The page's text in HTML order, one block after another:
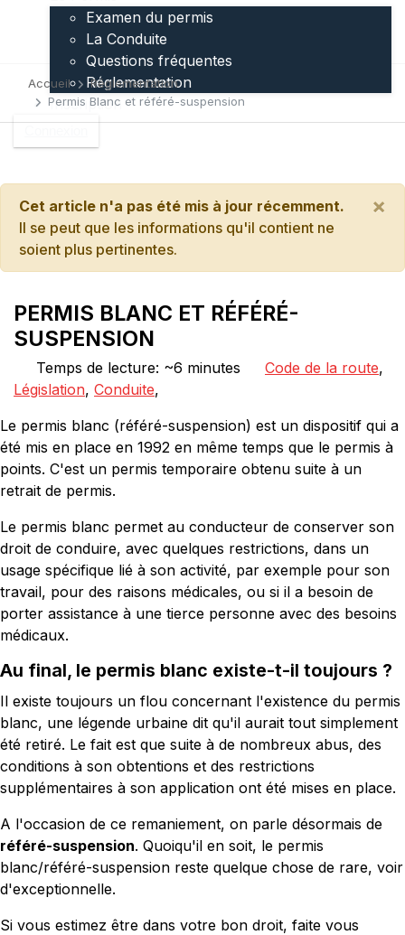
Examen du permis
La Conduite
Questions fréquentes
Réglementation
Inscription
Accueil
Réglementation
Permis Blanc et référé-suspension
Cet article n'a pas été mis à jour récemment.
Il se peut que les informations qu'il contient ne
soient plus pertinentes.
×
PERMIS BLANC ET RÉFÉRÉ-
SUSPENSION
Temps de lecture: ~6 minutes Code de la route,
Législation, Conduite,
Le permis blanc (référé-suspension) est un dispositif qui a
été mis en place en 1992 en même temps que le permis à
points. C'est un permis temporaire obtenu suite à un
retrait de permis.
Le permis blanc permet au conducteur de conserver son
droit de conduire, avec quelques restrictions, dans un
usage spécifique lié à son activité, par exemple pour son
travail, pour des raisons médicales, ou si il a besoin de
porter assistance à une tierce personne avec des besoins
médicaux.
Au final, le permis blanc existe-t-il toujours ?
Il existe toujours un flou concernant l'existence du permis
blanc, une légende urbaine dit qu'il aurait tout simplement
été retiré. Le fait est que suite à de nombreux abus, des
conditions à son obtentions et des restrictions
supplémentaires à son application ont été mises en place.
A l'occasion de ce remaniement, on parle désormais de
référé-suspension. Quoiqu'il en soit, le permis
blanc/référé-suspension reste quelque chose de rare, voir
d'exceptionnelle.
Si vous estimez être dans votre bon droit, faite vous